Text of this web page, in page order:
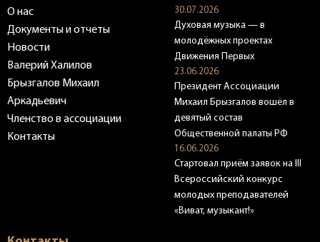
О нас
Документы и отчеты
Новости
Валерий Халилов
Брызгалов Михаил
Аркадьевич
Членство в ассоциации
Контакты
30.07.2026
Духовая музыка — в
молодёжных проектах
Движения Первых
23.06.2026
Президент Ассоциации
Михаил Брызгалов вошёл в
девятый состав
Общественной палаты РФ
16.06.2026
Стартовал приём заявок на III
Всероссийский конкурс
молодых преподавателей
«Виват, музыкант!»